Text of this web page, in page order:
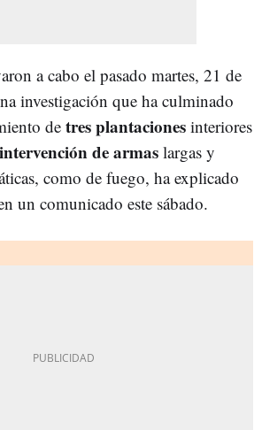
a cabo el pasado martes, 21 de
investigación que ha culminado
de tres plantaciones interiores
de armas largas y
como de fuego, ha explicado
un comunicado este sábado.